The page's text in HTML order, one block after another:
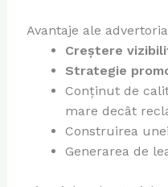
Avantaje ale
Creștere
Strategie
Conținut de
mare decât
Construirea
Generarea de